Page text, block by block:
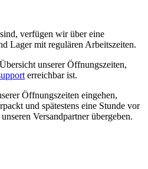
verfügen wir über eine
Lager mit regulären Arbeitszeiten.
unserer Öffnungszeiten,
erreichbar ist.
Öffnungszeiten eingehen,
und spätestens eine Stunde vor
Versandpartner übergeben.